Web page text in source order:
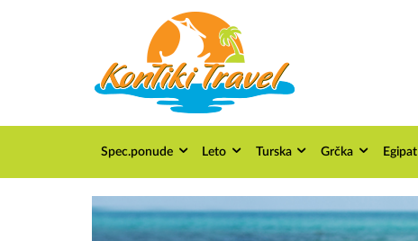
Spec.ponude Leto Turska Grčka Egipat